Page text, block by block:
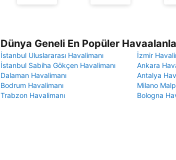
Dünya Geneli En Popüler
İstanbul Uluslararası Havalimanı
İzmir
İstanbul Sabiha Gökçen Havalimanı
Ankara
Dalaman Havalimanı
Antalya
Bodrum Havalimanı
Milano
Trabzon Havalimanı
Bologna